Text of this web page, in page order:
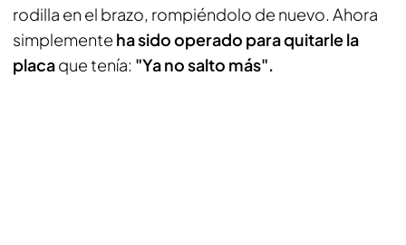
rodilla en el brazo, rompiéndolo de nuevo. Ahora
simplemente ha sido operado para quitarle la
placaque tenía: "Ya no salto más".